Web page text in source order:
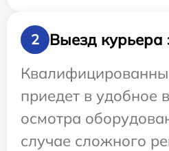
2
Выезд курьера
приедет в удобное
осмотра
случае сложного